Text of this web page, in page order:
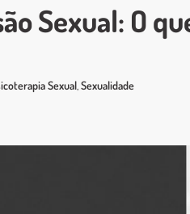
Sexual: O
Sexual Sexualidade